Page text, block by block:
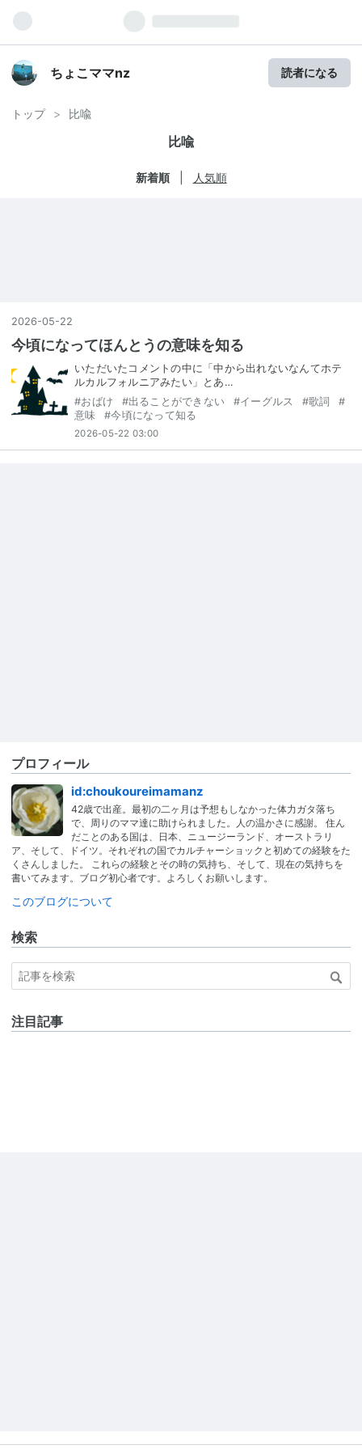
ちょこママnz 読者になる
トップ > 比喩
比喩
新着順 人気順
2026-05-22
今頃になってほんとうの意味を知る
いただいたコメントの中に「中から出れないなんてホテ
ルカルフォルニアみたい」とあ…
#おばけ #出ることができない #イーグルス #歌詞
#
意味
#今頃になって知る
2026-05-22 03:00
プロフィール
id:choukoureimamanz
42歳で出産。最初の二ヶ月は予想もしなかった体力ガタ落ち
で、周りのママ達に助けられました。人の温かさに感謝。 住ん
だことのある国は、日本、ニュージーランド、オーストラリ
ア、そして、ドイツ。それぞれの国でカルチャーショックと初めての経験をた
くさんしました。 これらの経験とその時の気持ち、そして、現在の気持ちを
書いてみます。ブログ初心者です。よろしくお願いします。
このブログについて
検索
注目記事